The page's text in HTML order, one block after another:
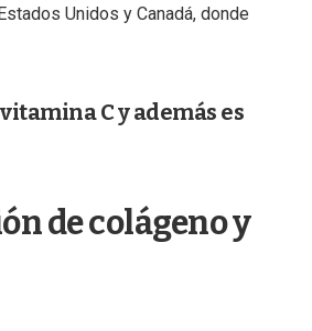
Unidos y Canadá, donde
C y además es
de colágeno y